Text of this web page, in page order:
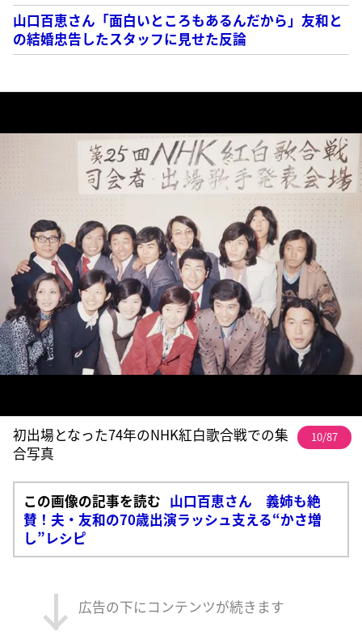
山口百恵さん「面白いところもあるんだから」友和と
の結婚忠告したスタッフに見せた反論
初出場となった74年のNHK紅白歌合戦での集
合写真
10/87
この画像の記事を読む 山口百恵さん 義姉も絶
賛！夫・友和の70歳出演ラッシュ支える“かさ増
し”レシピ
広告の下にコンテンツが続きます